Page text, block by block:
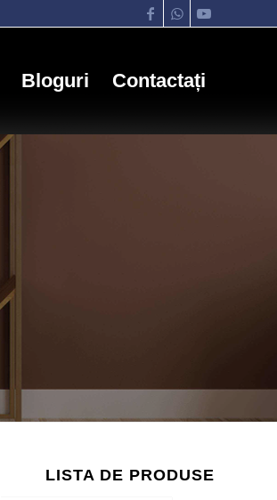
Bloguri Contactați
LISTA DE PRODUSE